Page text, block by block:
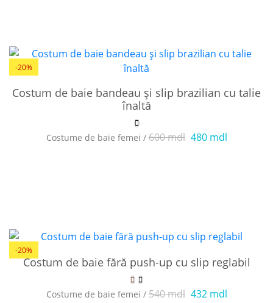
-20%
Costum de baie bandeau și slip brazilian cu talie
înaltă
Costume de baie femei /600 mdl 480 mdl
-20%
Costum de baie fără push-up cu slip reglabil
Costume de baie femei /540 mdl 432 mdl